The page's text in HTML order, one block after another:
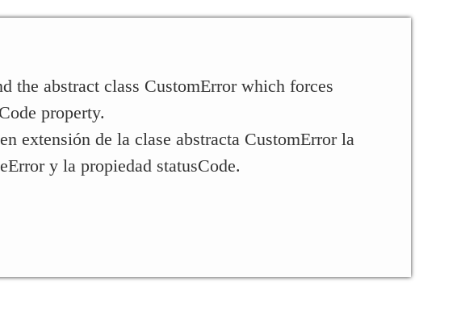
the abstract class CustomError which forces
property.
extensión de la clase abstracta CustomError la
y la propiedad statusCode.